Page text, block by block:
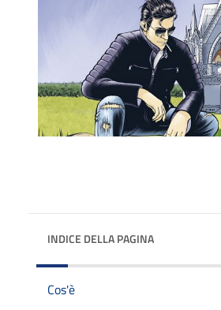
INDICE DELLA PAGINA
Cos'è